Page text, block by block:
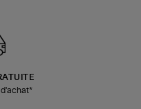
d'achat*